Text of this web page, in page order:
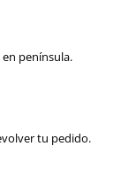
península.
tu pedido.